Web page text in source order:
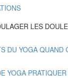
LES
DU YOGA
YOGA